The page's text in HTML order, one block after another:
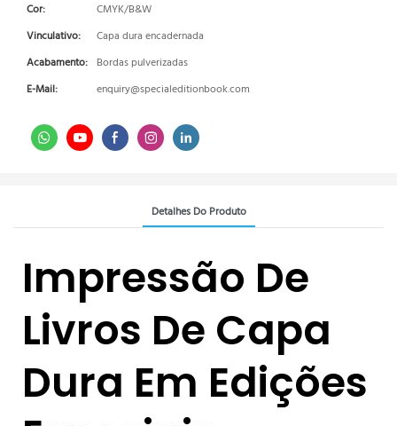
Cor:
CMYK/B&W
Vinculativo:
Capa dura encadernada
Acabamento: Bordas pulverizadas
E-Mail:
enquiry@specialeditionbook.com
Detalhes Do Produto
Impressão De
Livros De Capa
Dura Em Edições